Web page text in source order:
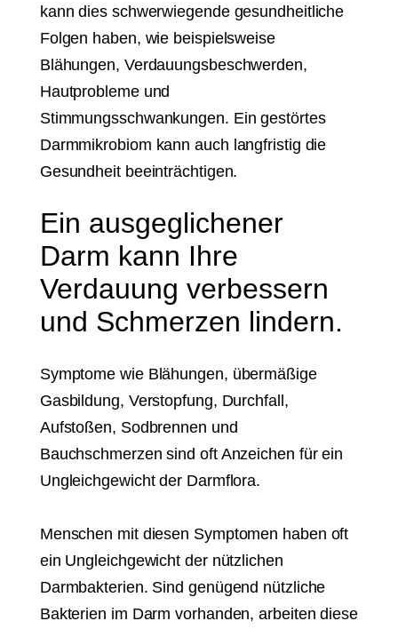
kann dies schwerwiegende gesundheitliche
Folgen haben, wie beispielsweise
Blähungen, Verdauungsbeschwerden,
Hautprobleme und
Stimmungsschwankungen. Ein gestörtes
Darmmikrobiom kann auch langfristig die
Gesundheit beeinträchtigen.
Ein ausgeglichener
Darm kann Ihre
Verdauung verbessern
und Schmerzen lindern.
Symptome wie Blähungen, übermäßige
Gasbildung, Verstopfung, Durchfall,
Aufstoßen, Sodbrennen und
Bauchschmerzen sind oft Anzeichen für ein
Ungleichgewicht der Darmflora.
Menschen mit diesen Symptomen haben oft
ein Ungleichgewicht der nützlichen
Darmbakterien. Sind genügend nützliche
Bakterien im Darm vorhanden, arbeiten diese